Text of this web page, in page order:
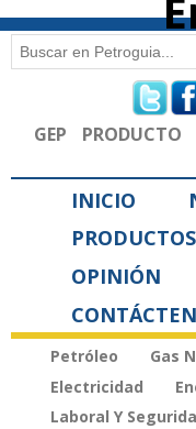
Formulario
Buscar
GEP PRODUCTO
INICIO
PRODUCTOS
OPINIÓN
Petróleo Gas
Electricidad
Laboral Y